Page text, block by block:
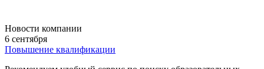
Новости компании
6 сентября
Повышение квалификации